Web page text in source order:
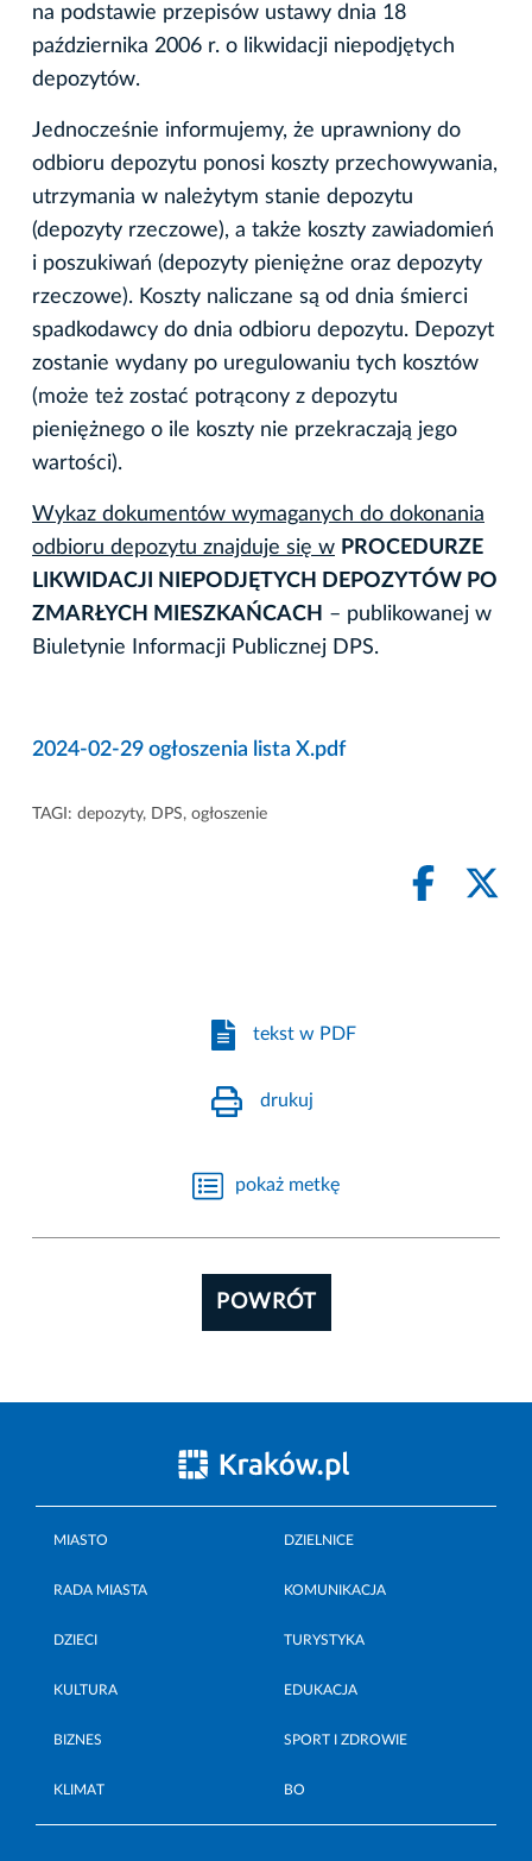
na podstawie przepisów ustawy dnia 18
października 2006 r. o likwidacji niepodjętych
depozytów.
Jednocześnie informujemy, że uprawniony do
odbioru depozytu ponosi koszty przechowywania,
utrzymania w należytym stanie depozytu
(depozyty rzeczowe), a także koszty zawiadomień
i poszukiwań (depozyty pieniężne oraz depozyty
rzeczowe). Koszty naliczane są od dnia śmierci
spadkodawcy do dnia odbioru depozytu. Depozyt
zostanie wydany po uregulowaniu tych kosztów
(może też zostać potrącony z depozytu
pieniężnego o ile koszty nie przekraczają jego
wartości).
Wykaz dokumentów wymaganych do dokonania
odbioru depozytu znajduje się w PROCEDURZE
LIKWIDACJI NIEPODJĘTYCH DEPOZYTÓW PO
ZMARŁYCH MIESZKAŃCACH – publikowanej w
Biuletynie Informacji Publicznej DPS.
2024-02-29 ogłoszenia lista X.pdf
TAGI: depozyty, DPS, ogłoszenie
tekst w PDF
drukuj
pokaż metkę
POWRÓT
MIASTO DZIELNICE
RADA MIASTA KOMUNIKACJA
DZIECI TURYSTYKA
KULTURA EDUKACJA
BIZNES SPORT I ZDROWIE
KLIMAT BO